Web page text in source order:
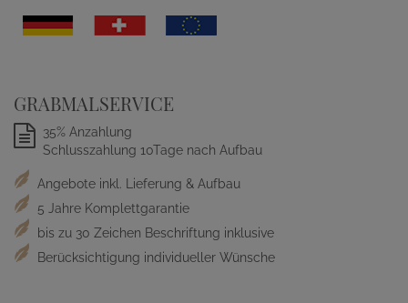
GRABMALSERVICE
35% Anzahlung
Schlusszahlung 10Tage nach Aufbau
Angebote inkl. Lieferung & Aufbau
5 Jahre Komplettgarantie
bis zu 30 Zeichen Beschriftung inklusive
Berücksichtigung individueller Wünsche